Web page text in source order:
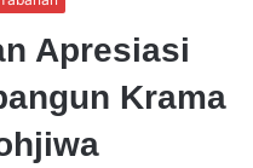
Apresiasi
Krama